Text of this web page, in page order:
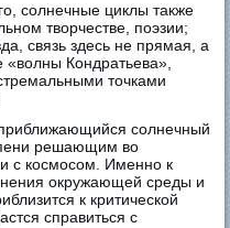
солнечные циклы также
творчестве, поэзии;
связь здесь не прямая, а
«волны Кондратьева»,
точками
солнечный
решающим во
с космосом. Именно к
окружающей среды и
к критической
справиться с